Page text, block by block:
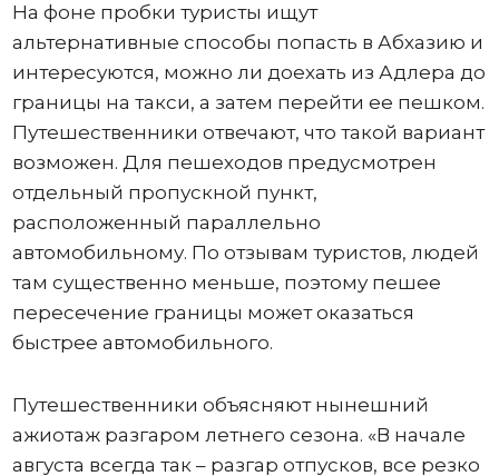
На фоне пробки туристы ищут
альтернативные способы попасть в Абхазию и
интересуются, можно ли доехать из Адлера до
границы на такси, а затем перейти ее пешком.
Путешественники отвечают, что такой вариант
возможен. Для пешеходов предусмотрен
отдельный пропускной пункт,
расположенный параллельно
автомобильному. По отзывам туристов, людей
там существенно меньше, поэтому пешее
пересечение границы может оказаться
быстрее автомобильного.
Путешественники объясняют нынешний
ажиотаж разгаром летнего сезона. «В начале
августа всегда так – разгар отпусков, все резко